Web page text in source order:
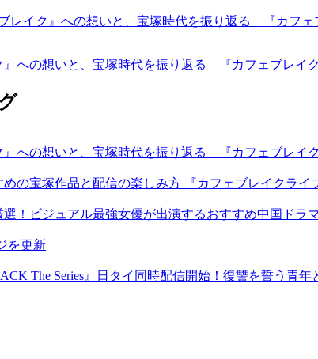
』への想いと、宝塚時代を振り返る 『カフェブレイ
』への想いと、宝塚時代を振り返る 『カフェブレイ
の宝塚作品と配信の楽しみ方 『カフェブレイクライ
選！ビジュアル最強女優が出演するおすすめ中国ドラ
を更新
The Series』日タイ同時配信開始！復讐を誓う青年